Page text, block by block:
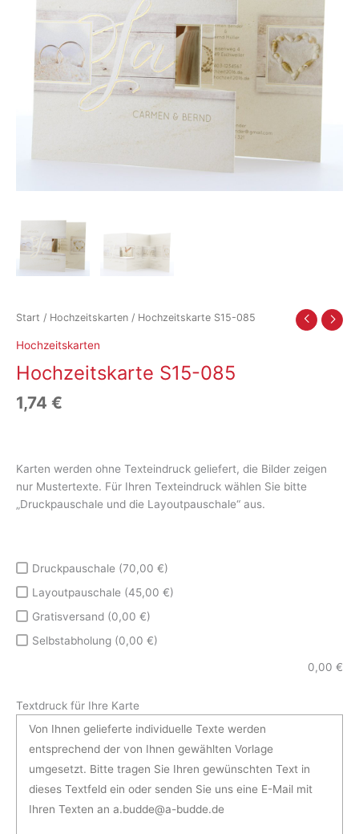
Start / Hochzeitskarten / Hochzeitskarte S15-085
Hochzeitskarten
Hochzeitskarte S15-085
1,74 €
Karten werden ohne Texteindruck geliefert, die Bilder zeigen
nur Mustertexte. Für Ihren Texteindruck wählen Sie bitte
„Druckpauschale und die Layoutpauschale“ aus.
Druckpauschale (70,00 €)
Layoutpauschale (45,00 €)
Gratisversand (0,00 €)
Selbstabholung (0,00 €)
0,00 €
Textdruck für Ihre Karte